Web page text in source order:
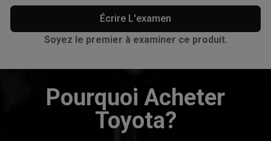
Écrire L'examen
Soyez le premier à examiner ce produit.
Pourquoi Acheter
Toyota?